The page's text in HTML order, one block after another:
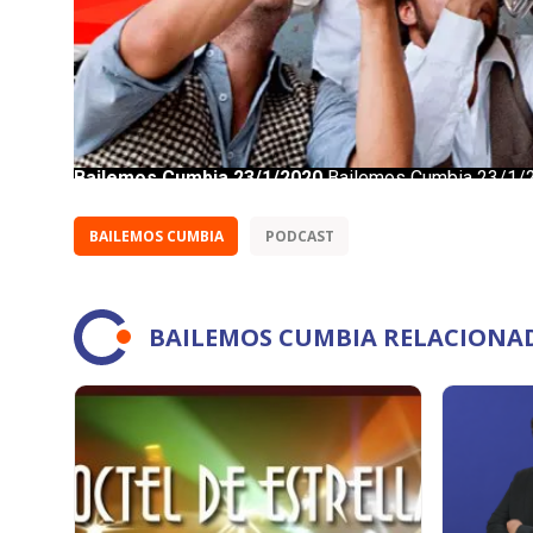
BAILEMOS CUMBIA PODCAST
BAILEMOS CUMBIA